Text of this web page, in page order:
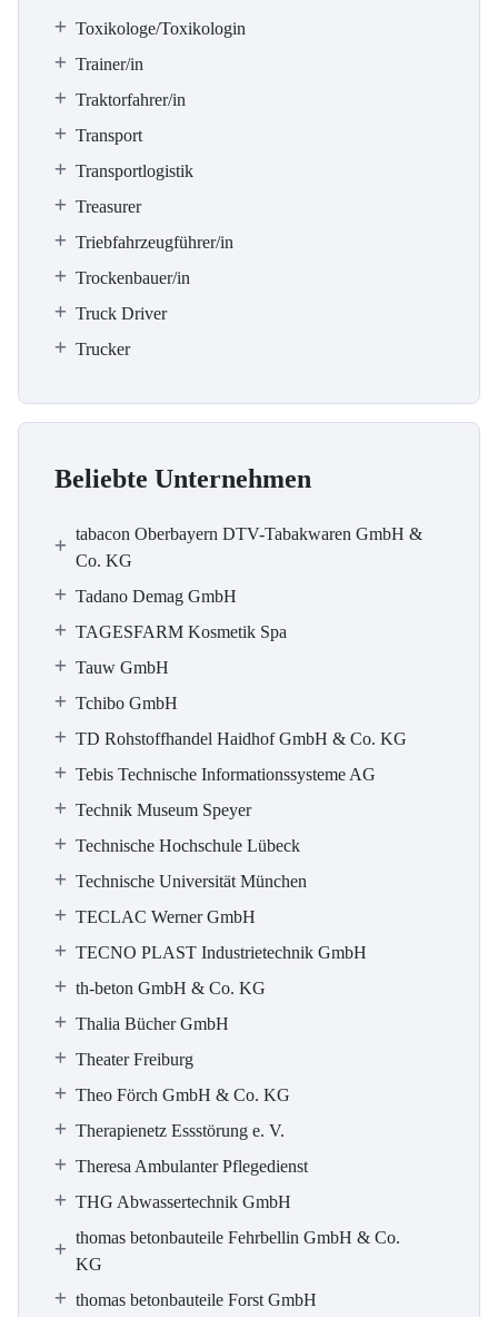
Toxikologe/Toxikologin
Trainer/in
Traktorfahrer/in
Transport
Transportlogistik
Treasurer
Triebfahrzeugführer/in
Trockenbauer/in
Truck Driver
Trucker
Beliebte Unternehmen
tabacon Oberbayern DTV-Tabakwaren GmbH &
Co. KG
Tadano Demag GmbH
TAGESFARM Kosmetik Spa
Tauw GmbH
Tchibo GmbH
TD Rohstoffhandel Haidhof GmbH & Co. KG
Tebis Technische Informationssysteme AG
Technik Museum Speyer
Technische Hochschule Lübeck
Technische Universität München
TECLAC Werner GmbH
TECNO PLAST Industrietechnik GmbH
th-beton GmbH & Co. KG
Thalia Bücher GmbH
Theater Freiburg
Theo Förch GmbH & Co. KG
Therapienetz Essstörung e. V.
Theresa Ambulanter Pflegedienst
THG Abwassertechnik GmbH
thomas betonbauteile Fehrbellin GmbH & Co.
KG
thomas betonbauteile Forst GmbH